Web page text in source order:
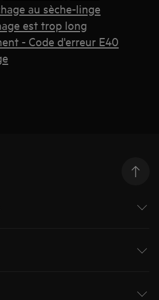
au sèche-linge
est trop long
- Code d'erreur E40